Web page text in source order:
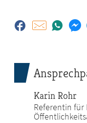
Karin Rohr
Referentin für